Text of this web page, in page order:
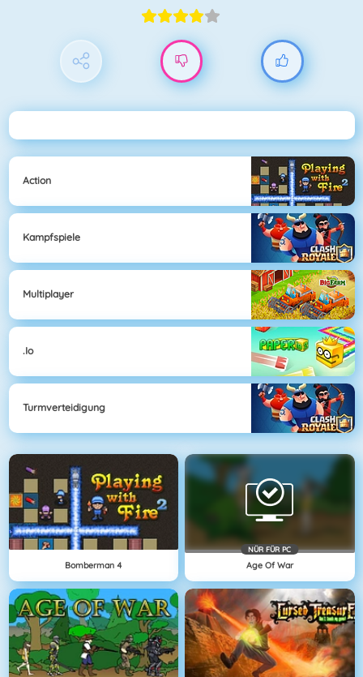
Action
Kampfspiele
Multiplayer
.io
Turmverteidigung
Bomberman 4
NÜR FÜR PC
Age Of War